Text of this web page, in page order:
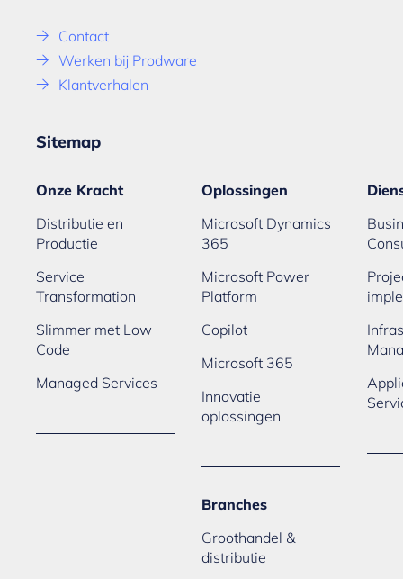
Contact
Werken bij Prodware
Klantverhalen
Sitemap
Onze Kracht
Distributie en
Productie
Service
Transformation
Slimmer met Low
Code
Managed Services
Oplossingen
Microsoft Dynamics
365
Microsoft Power
Platform
Copilot
Microsoft 365
Innovatie
oplossingen
Branches
Groothandel &
distributie